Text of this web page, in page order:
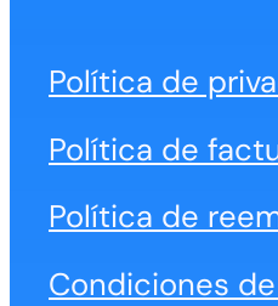
Política de
Política de
Política de
Condiciones